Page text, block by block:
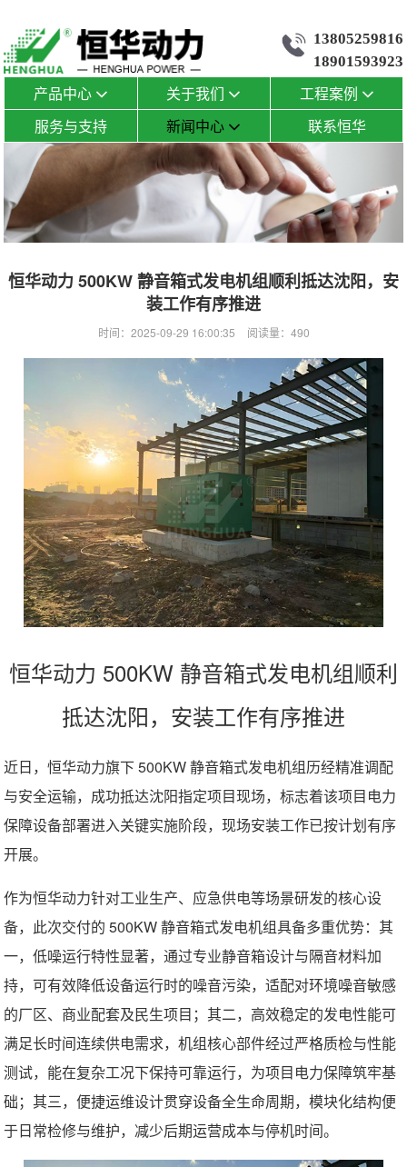
13805259816
18901593923
产品中心 关于我们
工程案例
服务与支持
新闻中心 联系恒华
恒华动力 500KW 静音箱式发电机组顺利抵达沈阳，安
装工作有序推进
时间：2025-09-29 16:00:35 阅读量：490
恒华动力 500KW 静音箱式发电机组顺利
抵达沈阳，安装工作有序推进
近日，恒华动力旗下 500KW 静音箱式发电机组历经精准调配
与安全运输，成功抵达沈阳指定项目现场，标志着该项目电力
保障设备部署进入关键实施阶段，现场安装工作已按计划有序
开展。
作为恒华动力针对工业生产、应急供电等场景研发的核心设
备，此次交付的 500KW 静音箱式发电机组具备多重优势：其
一，低噪运行特性显著，通过专业静音箱设计与隔音材料加
持，可有效降低设备运行时的噪音污染，适配对环境噪音敏感
的厂区、商业配套及民生项目；其二， 高效稳定的发电性能可
满足长时间连续供电需求，机组核心部件经过严格质检与性能
测试，能在复杂工况下保持可靠运行，为项目电力保障筑牢基
础；其三，便捷运维设计贯穿设备全生命周期，模块化结构便
于日常检修与维护，减少后期运营成本与停机时间。